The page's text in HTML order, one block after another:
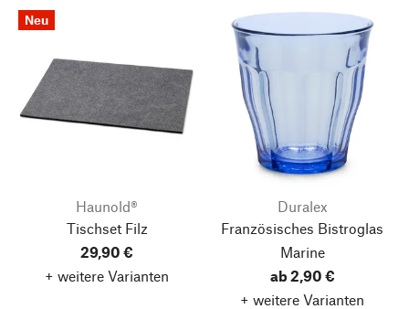
Neu
Haunold®
Tischset Filz
29,90 €
+ weitere Varianten
Duralex
Französisches Bistroglas
Marine
ab 2,90 €
+ weitere Varianten